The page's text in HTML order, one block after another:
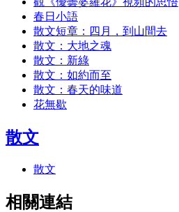
春日小語
散文短章：四月，到山間去
散文：大地之魂
散文：新綠
散文：如約而至
散文：春天的味道
花無歇
散文
散文
相關連結